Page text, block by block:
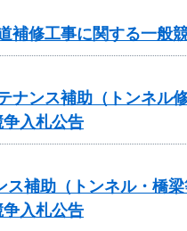
補修工事に関する一般
ナンス補助（トンネ
入札公告
補助（トンネル・橋
入札公告